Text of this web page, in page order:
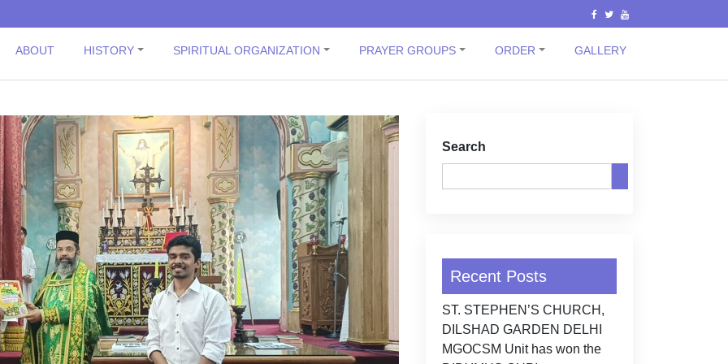
ABOUT HISTORY SPIRITUAL ORGANIZATION PRAYER GROUPS ORDER GALLERY
Search
Recent Posts
ST. STEPHEN’S CHURCH,
DILSHAD GARDEN DELHI
MGOCSM Unit has won the